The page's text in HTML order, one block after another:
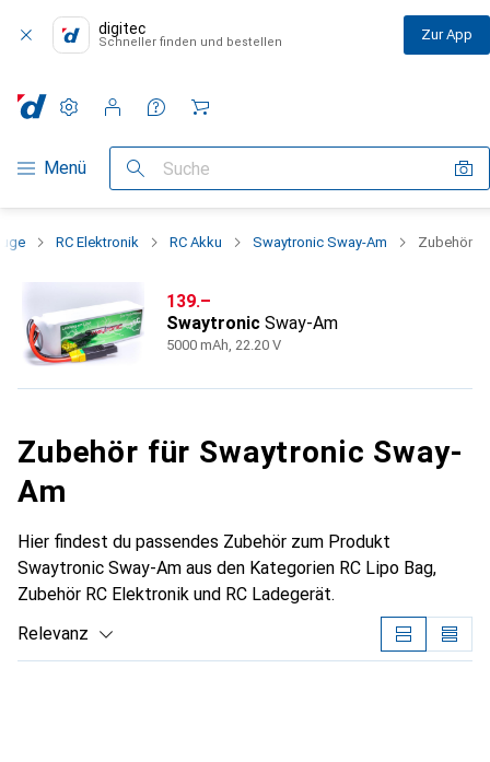
digitec
Schneller finden und bestellen Zur App
Navigation nach Kategorien
Menü Suche
Einstellungen
Kundenkonto
Vergleichslisten
Merklisten
Warenkorb
RC Elektronik RC Akku Swaytronic Sway-Am Zubehör
CHF
139.–
Swaytronic Sway-Am
5000 mAh, 22.20 V
Zubehör für Swaytronic Sway-
Am
Hier findest du passendes Zubehör zum Produkt
Swaytronic Sway-Am aus den Kategorien RC Lipo Bag,
Zubehör RC Elektronik und RC Ladegerät.
Relevanz